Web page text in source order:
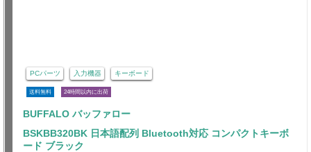
PCパーツ 入力機器 キーボード
送料無料 24時間以内に出荷
BUFFALO バッファロー
BSKBB320BK 日本語配列 Bluetooth対応 コンパクトキーボ
ード ブラック